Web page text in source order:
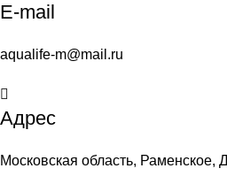
E-mail
aqualife-m@mail.ru
Адрес
Московская область, Раменское,